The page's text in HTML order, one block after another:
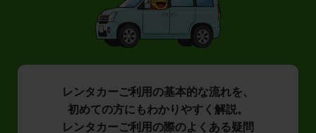
レンタカーご利用の基本的な流れを、
初めての方にもわかりやすく解説。
レンタカーご利用の際のよくある疑問